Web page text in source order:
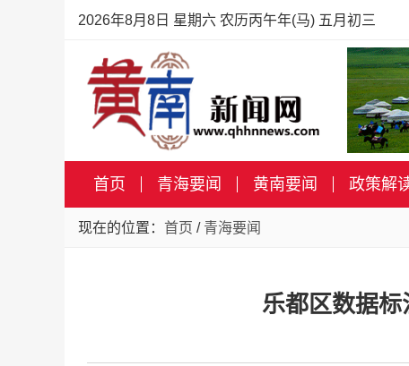
2026年8月8日 星期六 农历丙午年(马) 五月初三
首页 青海要闻 黄南要闻 政策解
现在的位置： 首页 / 青海要闻
乐都区数据